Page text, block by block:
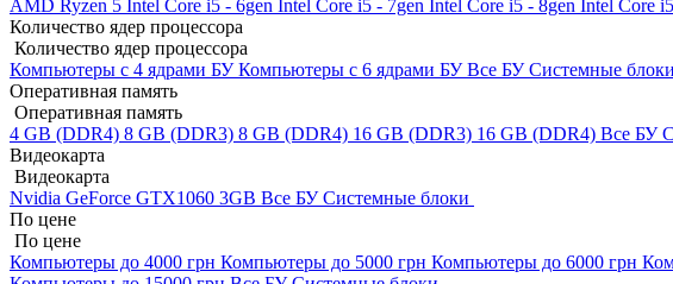
AMD Ryzen 5 Intel Core i5 - 6gen Intel Core i5 - 7gen Intel Core i5 - 8gen Intel Core
Количество ядер процессора
Количество ядер процессора
Компьютеры с 4 ядрами БУКомпьютеры с 6 ядрами БУВсе БУ Системные блоки
Оперативная память
Оперативная память
4 GB (DDR4) 8 GB (DDR3) 8 GB (DDR4) 16 GB (DDR3) 16 GB (DDR4) Все БУ
Видеокарта
Видеокарта
Nvidia GeForce GTX1060 3GB Все БУ Системные блоки
По цене
По цене
Компьютеры до 4000 грн Компьютеры до 5000 грн Компьютеры до 6000 грн